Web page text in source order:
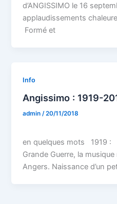
d’ANGISSIMO le 16
applaudissements
Formé et
Info
Angissimo : 1919-
admin /20/11/2018
Une
en quelques mots 1919 :
Grande Guerre, la
Angers. Naissance d’un